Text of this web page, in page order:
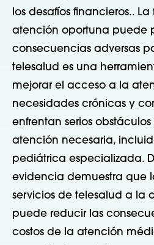
los desafíos financieros..
atención oportuna puede
consecuencias adversas
telesalud es una
mejorar el acceso a la
necesidades crónicas y
enfrentan serios
atención necesaria,
pediátrica especializada.
evidencia demuestra que
servicios de telesalud a la
puede reducir las
costos de la atención